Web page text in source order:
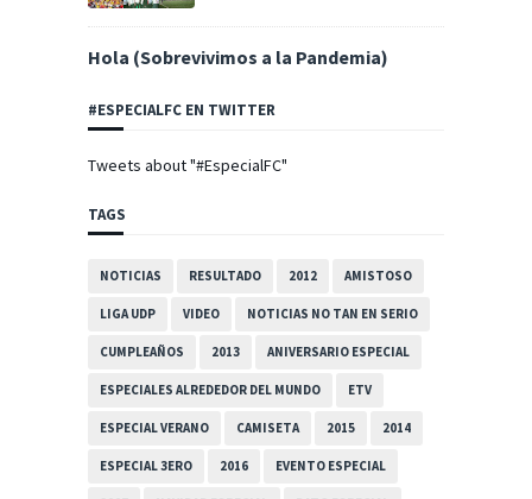
Hola (Sobrevivimos a la Pandemia)
#ESPECIALFC EN TWITTER
Tweets about "#EspecialFC"
TAGS
NOTICIAS RESULTADO 2012 AMISTOSO
LIGA UDP VIDEO NOTICIAS NO TAN EN SERIO
CUMPLEAÑOS 2013 ANIVERSARIO ESPECIAL
ESPECIALES ALREDEDOR DEL MUNDO ETV
ESPECIAL VERANO CAMISETA 2015 2014
ESPECIAL 3ERO 2016 EVENTO ESPECIAL